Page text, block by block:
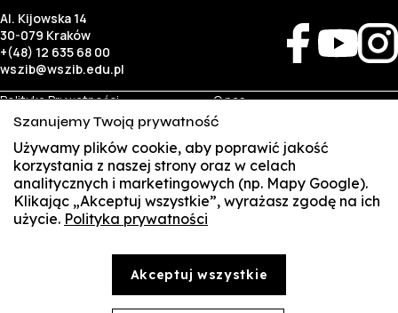
Al. Kijowska 14
30-079 Kraków
+(48) 12 635 68 00
wszib@wszib.edu.pl
Polityka Prywatności
RODO
Identyfikacja wizualna
O nas
Rekrutacja
Studia
Kontakt
Biznes
Wynajem sal
Targi pracy
Student
Multis Multum
Treści zawarte na stronie www.wszib.edu.pl oraz jej podstronach stanowią, o ile nie wskazano
Szanujemy Twoją prywatność
Używamy plików cookie, aby poprawić jakość
korzystania z naszej strony oraz w celach
analitycznych i marketingowych (np. Mapy Google).
Klikając „Akceptuj wszystkie”, wyrażasz zgodę na ich
użycie. Polityka prywatności
Akceptuj wszystkie